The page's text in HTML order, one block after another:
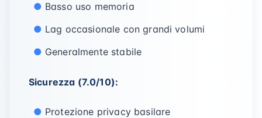
Basso uso memoria
Lag occasionale con grandi volumi
Generalmente stabile
Sicurezza (7.0/10):
Protezione privacy basilare